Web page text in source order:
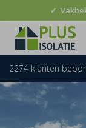
✓
2274 klanten